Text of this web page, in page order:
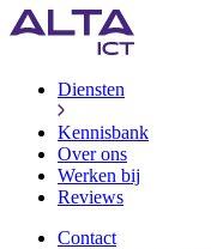
Diensten
Kennisbank
Over ons
Werken bij
Reviews
Contact